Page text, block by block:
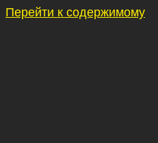
Перейти к содержимому